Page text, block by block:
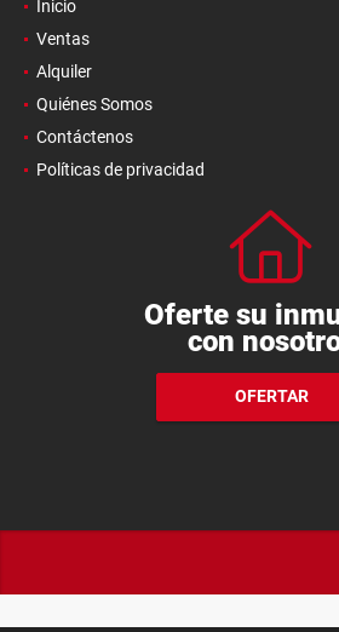
Inicio
Ventas
Alquiler
Quiénes Somos
Contáctenos
Políticas de privacidad
Oferte su
con
OFERTAR